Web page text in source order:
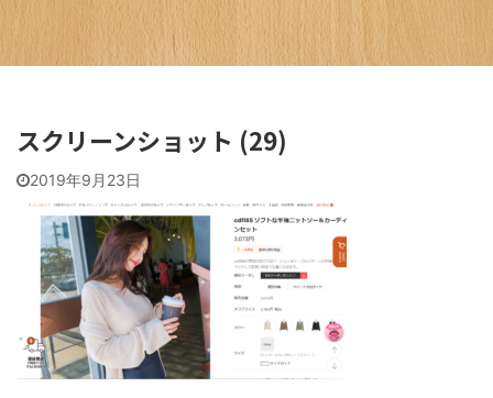
スクリーンショット (29)
2019年9月23日